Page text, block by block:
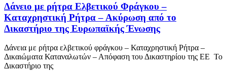
Δάνειο με ρήτρα Ελβετικού Φράγκου –
Καταχρηστική Ρήτρα – Ακύρωση από το
Δικαστήριο της Ευρωπαϊκής Ένωσης
Δάνεια με ρήτρα ελβετικού φράγκου – Καταχρηστική Ρήτρα –
Δικαιώματα Καταναλωτών – Απόφαση του Δικαστηρίου της ΕΕ Το
Δικαστήριο της